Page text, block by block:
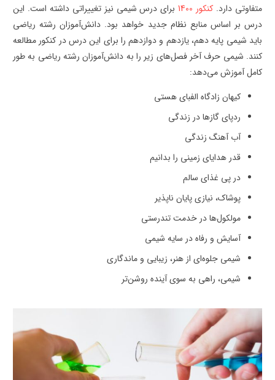
متفاوتی دارد. کنکور 1400
برای درس شیمی نیز تغییراتی داشته است. این
درس بر اساس منابع نظام جدید خواهد بود. دانش‌آموزان رشته ریاضی
باید شیمی پایه دهم، یازدهم و دوازدهم را برای این درس در کنکور مطالعه
کنند. شیمی حرف آخر فصل‌های زیر را به دانش‌آموزان رشته ریاضی به طور
کامل آموزش می‌دهد:
کیهان زادگاه الفبای هستی
ردپای گازها در زندگی
آب آهنگ زندگی
قدر هدایای زمینی را بدانیم
در پی غذای سالم
پوشاک، نیازی پایان ناپذیر
مولکول‌ها در خدمت تندرستی
آسایش و رفاه در سایه شیمی
شیمی جلوه‌ای از هنر، زیبایی و ماندگاری
شیمی، راهی به سوی آینده روشن‌تر